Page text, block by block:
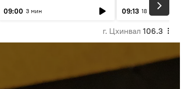
09:00 3 мин
09:13 18 мин
г. Цхинвал 106.3